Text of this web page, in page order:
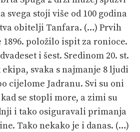
svega stoji više od 100 godina
obitelji Tanfara. (…) Prvih
položilo ispit za ronioce.
i šest. Sredinom 20. st.
svaka s najmanje 8 ljudi
cijelome Jadranu. Svi su oni
se stopli more, a zimi su
i tako osiguravali primanja
Tako nekako je i danas. (…)